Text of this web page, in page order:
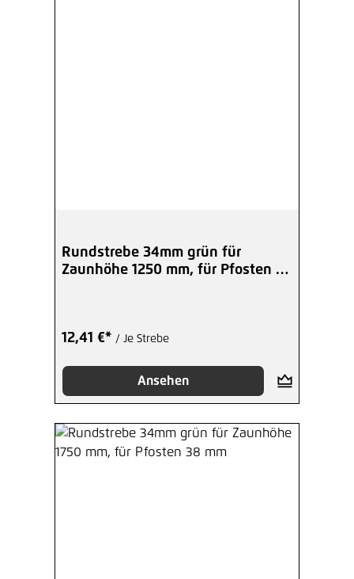
Rundstrebe 34mm grün für
Zaunhöhe 1250 mm, für Pfosten 42
12,41 €* / Je Strebe
Ansehen